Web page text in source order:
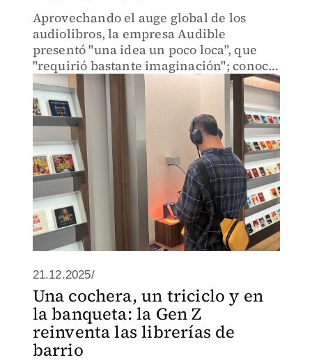
Aprovechando el auge global de los
audiolibros, la empresa Audible
presentó "una idea un poco loca", que
"requirió bastante imaginación"; conoce
el proyecto.
21.12.2025/
Una cochera, un triciclo y en
la banqueta: la Gen Z
reinventa las librerías de
barrio